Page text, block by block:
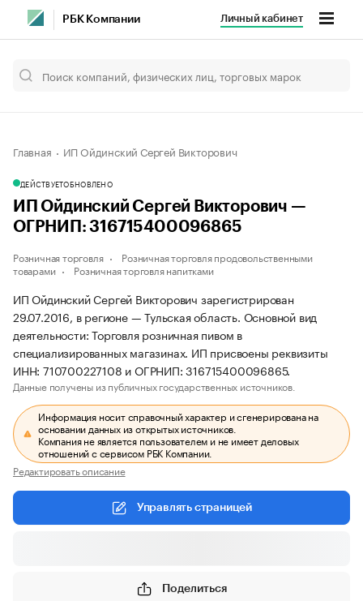
РБК Компании Личный кабинет
Главная ИП Ойдинский Сергей Викторович
ДЕЙСТВУЕТОБНОВЛЕНО
ИП Ойдинский Сергей Викторович —
ОГРНИП: 316715400096865
Розничная торговля
Розничная торговля продовольственными
товарами
Розничная торговля напитками
ИП Ойдинский Сергей Викторович зарегистрирован
29.07.2016, в регионе — Тульская область. Основной вид
деятельности: Торговля розничная пивом в
специализированных магазинах. ИП присвоены реквизиты
ИНН: 710700227108 и ОГРНИП: 316715400096865.
Данные получены из публичных государственных источников.
Информация носит справочный характер и сгенерирована на
основании данных из открытых источников.
Компания не является пользователем и не имеет деловых
отношений с сервисом РБК Компании.
Редактировать описание
Управлять страницей
Поделиться